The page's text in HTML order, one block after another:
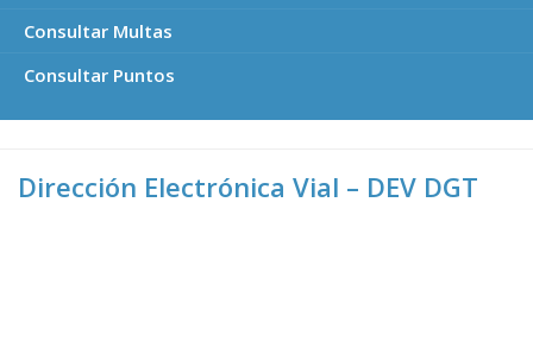
Consultar Multas
Consultar Puntos
Dirección Electrónica Vial – DEV DGT